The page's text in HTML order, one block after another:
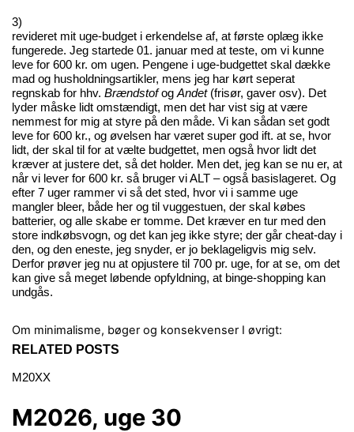
3)
revideret mit uge-budget i erkendelse af, at første oplæg ikke
fungerede. Jeg startede 01. januar med at teste, om vi kunne
leve for 600 kr. om ugen. Pengene i uge-budgettet skal dække
mad og husholdningsartikler, mens jeg har kørt seperat
regnskab for hhv. Brændstofog Andet(frisør, gaver osv). Det
lyder måske lidt omstændigt, men det har vist sig at være
nemmest for mig at styre på den måde. Vi kan sådan set godt
leve for 600 kr., og øvelsen har været super god ift. at se, hvor
lidt, der skal til for at vælte budgettet, men også hvor lidt det
kræver at justere det, så det holder. Men det, jeg kan se nu er, at
når vi lever for 600 kr. så bruger vi ALT – også basislageret. Og
efter 7 uger rammer vi så det sted, hvor vi i samme uge
mangler bleer, både her og til vuggestuen, der skal købes
batterier, og alle skabe er tomme. Det kræver en tur med den
store indkøbsvogn, og det kan jeg ikke styre; der går cheat-day i
den, og den eneste, jeg snyder, er jo beklageligvis mig selv.
Derfor prøver jeg nu at opjustere til 700 pr. uge, for at se, om det
kan give så meget løbende opfyldning, at binge-shopping kan
undgås.
Om minimalisme, bøger og konsekvenserI øvrigt:
RELATED POSTS
M20XX
M2026, uge 30